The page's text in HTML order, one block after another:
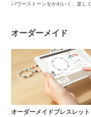
パワーストーンをかわいく、楽しく
オーダーメイド
オーダーメイドブレスレット